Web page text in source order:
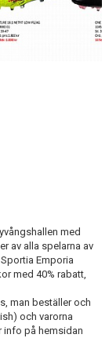
med
av alla spelarna av
Emporia
med 40% rabatt,
man beställer och
och varorna
info på hemsidan